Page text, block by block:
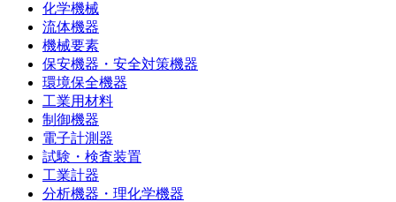
化学機械
流体機器
機械要素
保安機器・安全対策機器
環境保全機器
工業用材料
制御機器
電子計測器
試験・検査装置
工業計器
分析機器・理化学機器